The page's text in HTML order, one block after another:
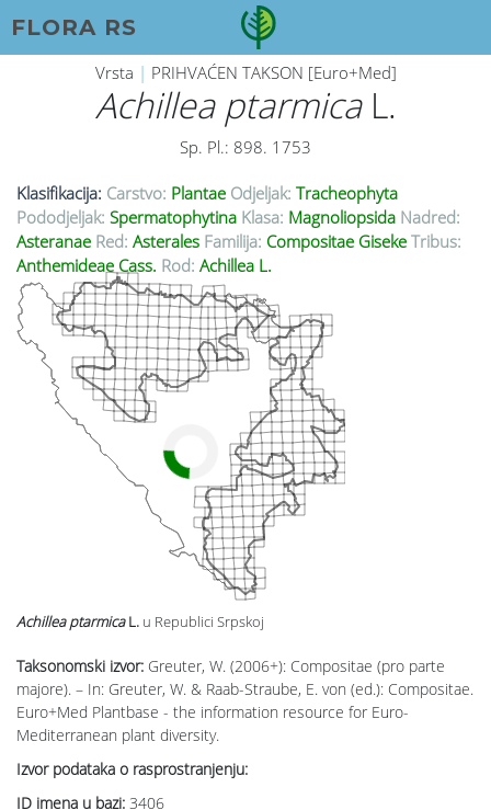
FLORA RS
Vrsta | PRIHVAĆEN TAKSON [Euro+Med]
Achillea ptarmicaL.
Sp. Pl.: 898. 1753
Klasifikacija: Carstvo: Plantae Odjeljak: Tracheophyta
Pododjeljak: Spermatophytina Klasa: Magnoliopsida Nadred:
Asteranae Red: Asterales Familija: Compositae Giseke Tribus:
Anthemideae Cass. Rod: Achillea L.
Taksonomski izvor: Greuter, W. (2006+): Compositae (pro parte
majore). – In: Greuter, W. & Raab-Straube, E. von (ed.): Compositae.
Euro+Med Plantbase - the information resource for Euro-
Mediterranean plant diversity.
Izvor podataka o rasprostranjenju:
ID imena u bazi: 3406
Achillea ptarmicaL. u Republici Srpskoj